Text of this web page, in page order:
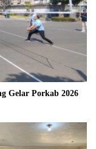
Gelar Porkab 2026